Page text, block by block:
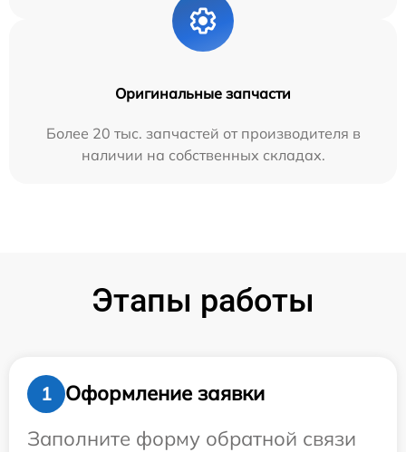
Оригинальные запчасти
Более 20 тыс. запчастей от производителя в
наличии на собственных складах.
Этапы работы
1
Оформление заявки
Заполните форму обратной связи